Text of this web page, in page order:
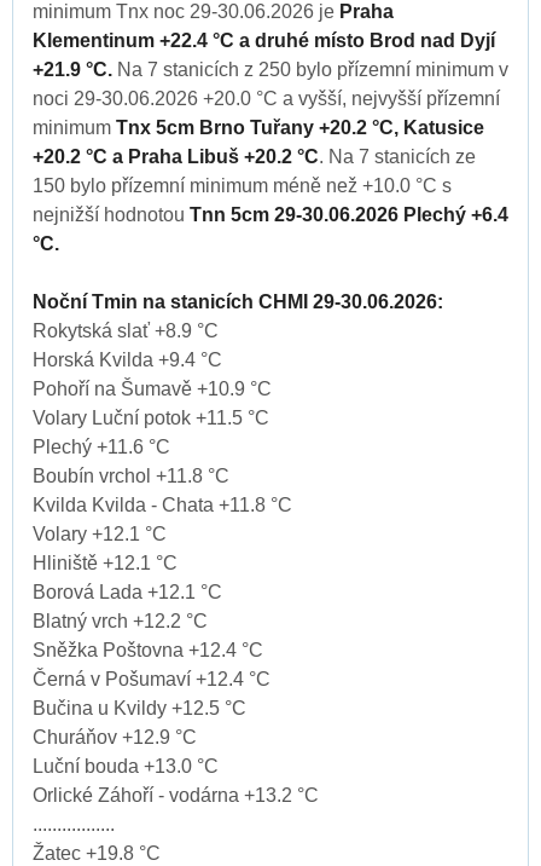
minimum Tnx noc 29-30.06.2026 je Praha
Klementinum +22.4 °C a druhé místo Brod nad Dyjí
+21.9 °C. Na 7 stanicích z 250 bylo přízemní minimum v
noci 29-30.06.2026 +20.0 °C a vyšší, nejvyšší přízemní
minimum Tnx 5cm Brno Tuřany +20.2 °C, Katusice
+20.2 °C a Praha Libuš +20.2 °C. Na 7 stanicích ze
150 bylo přízemní minimum méně než +10.0 °C s
nejnižší hodnotou Tnn 5cm 29-30.06.2026 Plechý +6.4
°C.
Noční Tmin na stanicích CHMI 29-30.06.2026:
Rokytská slať +8.9 °C
Horská Kvilda +9.4 °C
Pohoří na Šumavě +10.9 °C
Volary Luční potok +11.5 °C
Plechý +11.6 °C
Boubín vrchol +11.8 °C
Kvilda Kvilda - Chata +11.8 °C
Volary +12.1 °C
Hliniště +12.1 °C
Borová Lada +12.1 °C
Blatný vrch +12.2 °C
Sněžka Poštovna +12.4 °C
Černá v Pošumaví +12.4 °C
Bučina u Kvildy +12.5 °C
Churáňov +12.9 °C
Luční bouda +13.0 °C
Orlické Záhoří - vodárna +13.2 °C
.................
Žatec +19.8 °C